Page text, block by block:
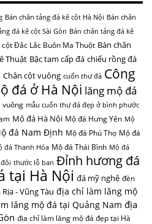
Bán chân tảng đá kê cột Hà Nội Bán chân
đá kê cột Sài Gòn Bán chân tảng đá kê
Đắc Lắc Buôn Ma Thuột Bán chân
Thuật Bậc tam cấp đá chiếu rồng đá
Chân cột vuông cuốn thư đá Công
đá ở Hà Nội lăng mộ đá
vuông mẫu cuốn thư đá đẹp ở bình phước
Mộ đá Hà Nội Mộ đá Hưng Yên Mộ
đá Nam Định Mộ đá Phú Thọ Mộ đá
đá Thanh Hóa Mộ đá Thái Bình Mộ đá
thước lỗ ban Đỉnh hương đá
tại Hà Nội đá mỹ nghệ đèn
- Vũng Tàu địa chỉ làm lăng mộ
lăng mộ đá tại Quảng Nam địa
địa chỉ làm lăng mộ đá đẹp tại Hà